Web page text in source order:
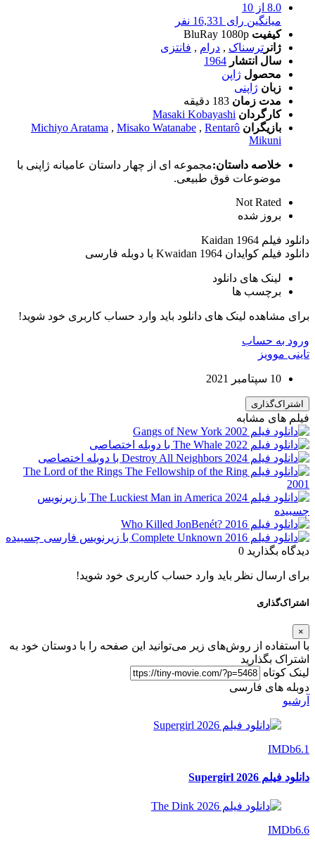
8.0 از 10
میانگین رای 16,331 نفر
کیفیت BluRay 1080p
ژانر ترسناک , درام , فانتزی
سال انتشار 1964
محصول ژاپن
زبان ژاپنی
مدت زمان 183 دقیقه
کارگردان Masaki Kobayashi
بازیگران
Michiyo Aratama , Misako Watanabe , Rentarô
Mikuni
خلاصه داستان:مجموعه ای از چهار داستان عامیانه ژاپنی با
موضوعات فوق طبیعی.
Not Rated
بروز‌ شده
دانلود فیلم Kaidan 1964
دانلود فیلم کوایدان 1964 Kwaidan با دوبله فارسی
لینک های دانلود
برچسب ها
برای مشاهده لینک های دانلود باید وارد حساب کاربری خود شوید!
ورود به حساب
تاینی موویز
10 سپتامبر 2021
اشتراک‌گذاری
فیلم های مشابه
دیدگاه بگذارید 0
برای ارسال نظر باید وارد حساب کاربری خود شوید!
اشتراک‌گذاری
×
با استفاده از روش‌های زیر می‌توانید این صفحه را با دوستان خود به
اشتراک بگذارید
لینک کوتاه
دوبله های فارسی
آرشیو
IMDb6.1
دانلود فیلم Supergirl 2026
IMDb6.6